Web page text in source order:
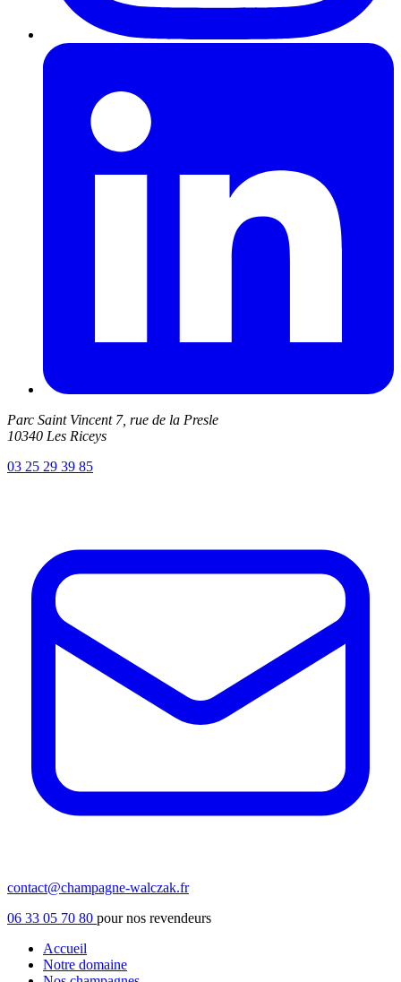
Parc Saint Vincent 7, rue de la Presle
10340 Les Riceys
03 25 29 39 85
contact@champagne-walczak.fr
06 33 05 70 80 pour nos revendeurs
Accueil
Notre domaine